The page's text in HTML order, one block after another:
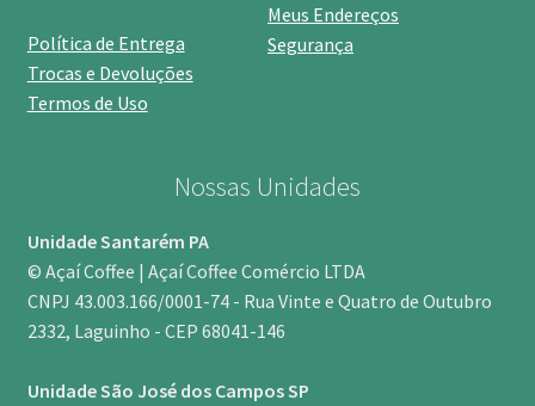
Política de Entrega
Trocas e Devoluções
Termos de Uso
Meus Endereços
Segurança
Nossas Unidades
Unidade Santarém PA
© Açaí Coffee | Açaí Coffee Comércio LTDA
CNPJ 43.003.166/0001-74 - Rua Vinte e Quatro de Outubro
2332, Laguinho - CEP 68041-146
Unidade São José dos Campos SP